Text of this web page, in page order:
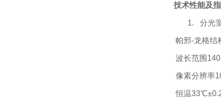
技术性能及
1. 分光
帕邢-龙格结
波长范围
像素分辨率
恒温33℃±